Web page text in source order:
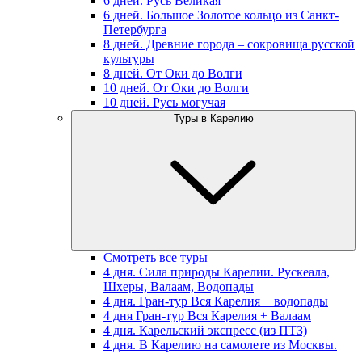
6 дней. Большое Золотое кольцо из Санкт-
Петербурга
8 дней. Древние города – сокровища русской
культуры
8 дней. От Оки до Волги
10 дней. От Оки до Волги
10 дней. Русь могучая
Туры в Карелию
Смотреть все туры
4 дня. Сила природы Карелии. Рускеала,
Шхеры, Валаам, Водопады
4 дня. Гран-тур Вся Карелия + водопады
4 дня Гран-тур Вся Карелия + Валаам
4 дня. Карельский экспресс (из ПТЗ)
4 дня. В Карелию на самолете из Москвы.